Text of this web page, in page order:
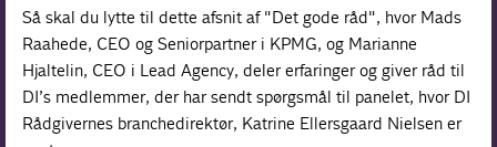
Så skal du lytte til dette afsnit af "Det gode råd", hvor Mads
Raahede, CEO og Seniorpartner i KPMG, og Marianne
Hjaltelin, CEO i Lead Agency, deler erfaringer og giver råd til
DI’s medlemmer, der har sendt spørgsmål til panelet, hvor DI
Rådgivernes branchedirektør, Katrine Ellersgaard Nielsen er